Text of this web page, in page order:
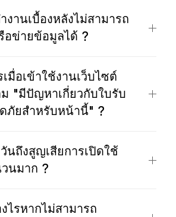
งานเบื้องหลังไม่สามารถ
อข่ายข้อมูลได้ ?
มื่อเข้าใช้งานเว็บไซต์
"มีปัญหาเกี่ยวกับใบรับ
ภัยสำหรับหน้านี้" ?
นถึงสูญเสียการเปิดใช้
นมาก ?
ไรหากไม่สามารถ